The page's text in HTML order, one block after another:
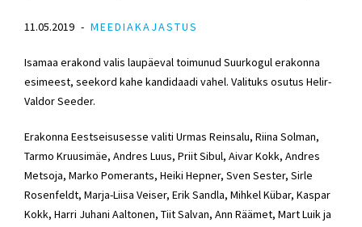
11.05.2019 MEEDIAKAJASTUS
Isamaa erakond valis laupäeval toimunud Suurkogul erakonna
esimeest, seekord kahe kandidaadi vahel. Valituks osutus Helir-
Valdor Seeder.
Erakonna Eestseisusesse valiti Urmas Reinsalu, Riina Solman,
Tarmo Kruusimäe, Andres Luus, Priit Sibul, Aivar Kokk, Andres
Metsoja, Marko Pomerants, Heiki Hepner, Sven Sester, Sirle
Rosenfeldt, Marja-Liisa Veiser, Erik Sandla, Mihkel Kübar, Kaspar
Kokk, Harri Juhani Aaltonen, Tiit Salvan, Ann Räämet, Mart Luik ja